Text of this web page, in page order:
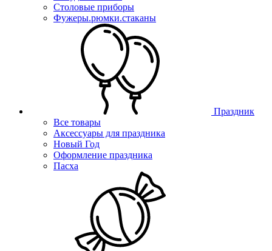
Столовые приборы
Фужеры.рюмки.стаканы
Праздник
Все товары
Аксессуары для праздника
Новый Год
Оформление праздника
Пасха